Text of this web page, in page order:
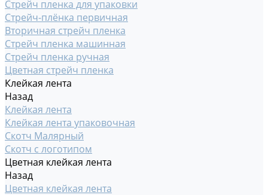
Стрейч пленка для упаковки
Стрейч-плёнка первичная
Вторичная стрейч пленка
Стрейч пленка машинная
Стрейч пленка ручная
Цветная стрейч пленка
Клейкая лента
Назад
Клейкая лента
Клейкая лента упаковочная
Скотч Малярный
Скотч с логотипом
Цветная клейкая лента
Назад
Цветная клейкая лента